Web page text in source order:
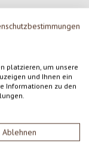
platzieren, um unsere
und Ihnen ein
Informationen zu den
Ablehnen